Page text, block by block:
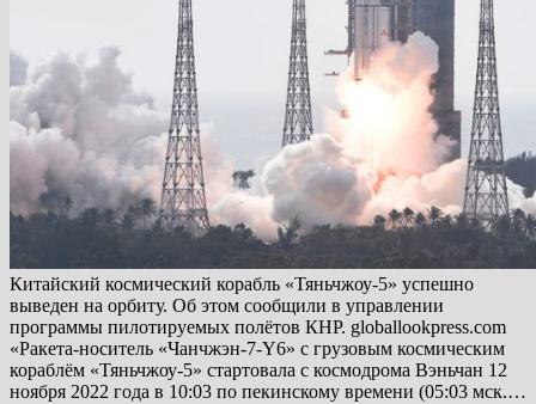
Китайский космический корабль «Тяньчжоу-5» успешно
выведен на орбиту. Об этом сообщили в управлении
программы пилотируемых полётов КНР. globallookpress.com
«Ракета-носитель «Чанчжэн-7-Y6» с грузовым космическим
кораблём «Тяньчжоу-5» стартовала с космодрома Вэньчан 12
ноября 2022 года в 10:03 по пекинскому времени (05:03 мск.…